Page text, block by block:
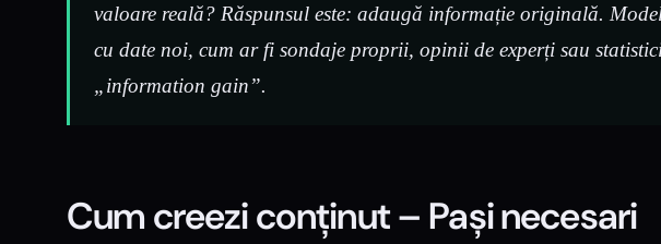
valoare reală? Răspunsul este: adaugă informație originală.
cu date noi, cum ar fi sondaje proprii, opinii de experți sau
„information gain”.
Cum creezi conținut – Pași necesari